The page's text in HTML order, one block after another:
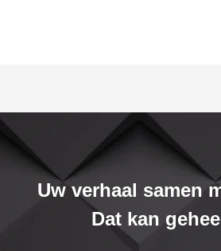
Uw verhaal samen
Dat kan